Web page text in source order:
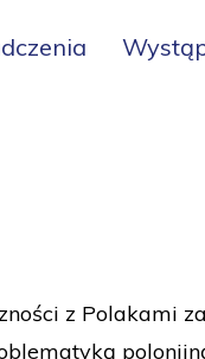
z Polakami